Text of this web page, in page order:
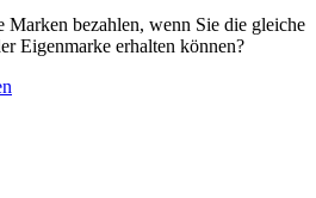
Marken bezahlen, wenn Sie die gleiche
Eigenmarke erhalten können?